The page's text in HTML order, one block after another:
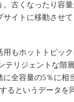
古くなったり容
イトに移動させ
もホットトピッ
テリジェントな階
全容量の5％に相
るというデータを